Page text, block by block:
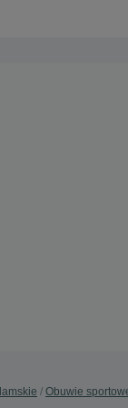
Obuwie